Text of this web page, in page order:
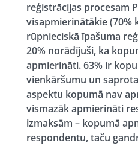
reģistrācijas procesam
visapmierinātākie (70%
rūpnieciskā īpašuma
20% norādījuši, ka
apmierināti. 63% ir
vienkāršumu un
aspektu kopumā nav
vismazāk apmierināti
izmaksām – kopumā
respondentu, taču